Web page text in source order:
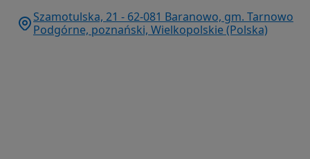
Szamotulska, 21 - 62-081 Baranowo, gm. Tarnowo
Podgórne, poznański, Wielkopolskie (Polska)